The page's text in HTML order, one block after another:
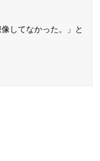
してなかった。」と